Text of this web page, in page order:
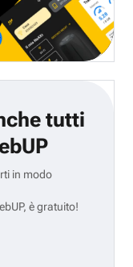
tutti
in modo
è gratuito!